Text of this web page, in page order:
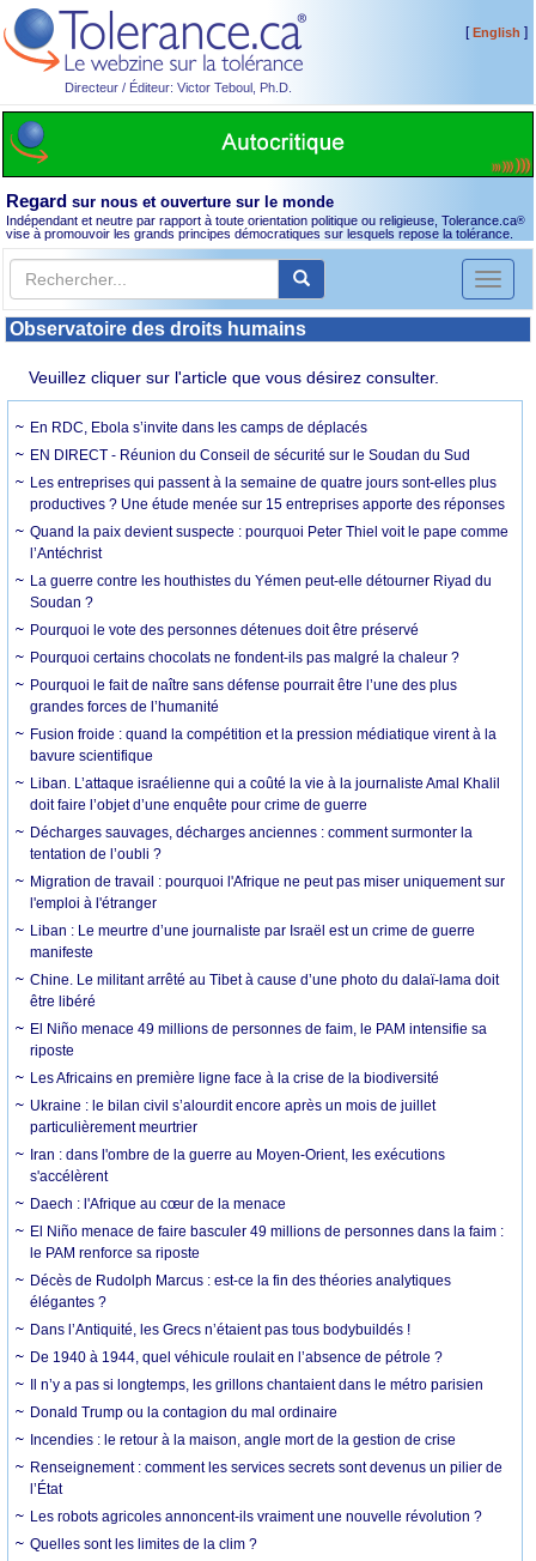
Directeur / Éditeur: Victor Teboul, Ph.D.
[English ]
Regard sur nous et ouverture sur le monde
Indépendant et neutre par rapport à toute orientation politique ou religieuse, Tolerance.ca®
vise à promouvoir les grands principes démocratiques sur lesquels repose la tolérance.
Toggle
Observatoire des droits humains
Veuillez cliquer sur l'article que vous désirez consulter.
En RDC, Ebola s’invite dans les camps de déplacés
EN DIRECT - Réunion du Conseil de sécurité sur le Soudan du Sud
Les entreprises qui passent à la semaine de quatre jours sont-elles plus
productives ? Une étude menée sur 15 entreprises apporte des réponses
Quand la paix devient suspecte : pourquoi Peter Thiel voit le pape comme
l’Antéchrist
La guerre contre les houthistes du Yémen peut-elle détourner Riyad du
Soudan ?
Pourquoi le vote des personnes détenues doit être préservé
Pourquoi certains chocolats ne fondent-ils pas malgré la chaleur ?
Pourquoi le fait de naître sans défense pourrait être l’une des plus
grandes forces de l’humanité
Fusion froide : quand la compétition et la pression médiatique virent à la
bavure scientifique
Liban. L’attaque israélienne qui a coûté la vie à la journaliste Amal Khalil
doit faire l’objet d’une enquête pour crime de guerre
Décharges sauvages, décharges anciennes : comment surmonter la
tentation de l’oubli ?
Migration de travail : pourquoi l'Afrique ne peut pas miser uniquement sur
l'emploi à l'étranger
Liban : Le meurtre d’une journaliste par Israël est un crime de guerre
manifeste
Chine. Le militant arrêté au Tibet à cause d’une photo du dalaï-lama doit
être libéré
El Niño menace 49 millions de personnes de faim, le PAM intensifie sa
riposte
Les Africains en première ligne face à la crise de la biodiversité
Ukraine : le bilan civil s’alourdit encore après un mois de juillet
particulièrement meurtrier
Iran : dans l'ombre de la guerre au Moyen-Orient, les exécutions
s'accélèrent
Daech : l'Afrique au cœur de la menace
El Niño menace de faire basculer 49 millions de personnes dans la faim :
le PAM renforce sa riposte
Décès de Rudolph Marcus : est-ce la fin des théories analytiques
élégantes ?
Dans l’Antiquité, les Grecs n’étaient pas tous bodybuildés !
De 1940 à 1944, quel véhicule roulait en l’absence de pétrole ?
Il n’y a pas si longtemps, les grillons chantaient dans le métro parisien
Donald Trump ou la contagion du mal ordinaire
Incendies : le retour à la maison, angle mort de la gestion de crise
Renseignement : comment les services secrets sont devenus un pilier de
l’État
Les robots agricoles annoncent-ils vraiment une nouvelle révolution ?
Quelles sont les limites de la clim ?